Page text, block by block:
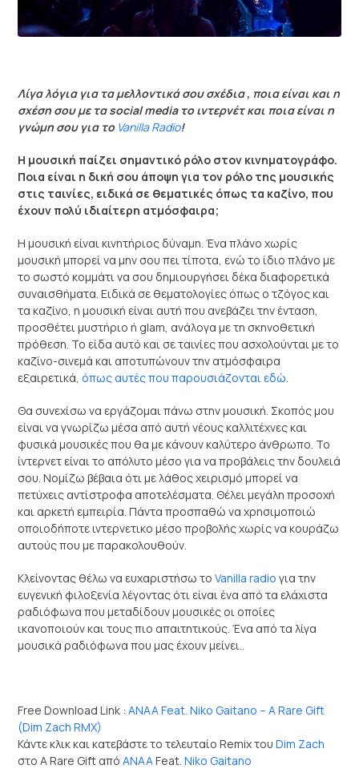
Λίγα λόγια για τα μελλοντικά σου σχέδια , ποια είναι και η
σχέση σου με τα social media το ιντερνέτ και ποια είναι η
γνώμη σου για το Vanilla Radio!
Η μουσική παίζει σημαντικό ρόλο στον κινηματογράφο.
Ποια είναι η δική σου άποψη για τον ρόλο της μουσικής
στις ταινίες, ειδικά σε θεματικές όπως τα καζίνο, που
έχουν πολύ ιδιαίτερη ατμόσφαιρα;
Η μουσική είναι κινητήριος δύναμη. Ένα πλάνο χωρίς
μουσική μπορεί να μην σου πει τίποτα, ενώ το ίδιο πλάνο με
το σωστό κομμάτι να σου δημιουργήσει δέκα διαφορετικά
συναισθήματα. Ειδικά σε θεματολογίες όπως ο τζόγος και
τα καζίνο, η μουσική είναι αυτή που ανεβάζει την ένταση,
προσθέτει μυστήριο ή glam, ανάλογα με τη σκηνοθετική
πρόθεση. Το είδα αυτό και σε ταινίες που ασχολούνται με το
καζίνο-σινεμά και αποτυπώνουν την ατμόσφαιρα
εξαιρετικά, όπως αυτές που παρουσιάζονται εδώ
Θα συνεχίσω να εργάζομαι πάνω στην μουσική. Σκοπός μου
είναι να γνωρίζω μέσα από αυτή νέους καλλιτέχνες και
φυσικά μουσικές που θα με κάνουν καλύτερο άνθρωπο. Το
ίντερνετ είναι το απόλυτο μέσο για να προβάλεις την δουλειά
σου. Νομίζω βέβαια ότι με λάθος χειρισμό μπορεί να
πετύχεις αντίστροφα αποτελέσματα. Θέλει μεγάλη προσοχή
και αρκετή εμπειρία. Πάντα προσπαθώ να χρησιμοποιώ
οποιοδήποτε ιντερνετικο μέσο προβολής χωρίς να κουράζω
αυτούς που με παρακολουθούν.
Κλείνοντας θέλω να ευχαριστήσω τοVanilla radio για την
ευγενική φιλοξενία λέγοντας ότι είναι ένα από τα ελάχιστα
ραδιόφωνα που μεταδίδουν μουσικές οι οποίες
ικανοποιούν και τους πιο απαιτητικούς. Ένα από τα λίγα
μουσικά ραδιόφωνα που μας έχουν μείνει..
Free Download Link :ANAA Feat. Niko Gaitano – A Rare Gift
(Dim Zach RMX)
Κάντε κλικ και κατεβάστε το τελευταίο Remix τουDim Zach
στο A Rare Gift απόANAA Feat.Niko Gaitano